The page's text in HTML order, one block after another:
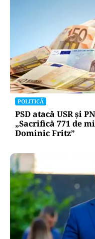
POLITICĂ
PSD atacă USR și
„Sacrifică 771 de
Dominic Fritz”